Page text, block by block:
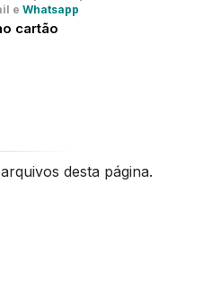
e Whatsapp
cartão
desta página.